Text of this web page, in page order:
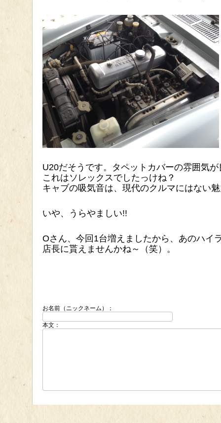
U20だそうです。タペットカバーの雰囲気
これはソレックスでしたっけね？
キャブの吸気音は、現代のクルマにはない
いや、うらやましい!!
Oさん、今回1台増えましたから、あのハイ
店長に貰えませんかね～（笑）。
お名前（ニックネーム）：
本文：